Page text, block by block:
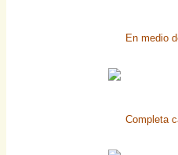
En medio
Completa